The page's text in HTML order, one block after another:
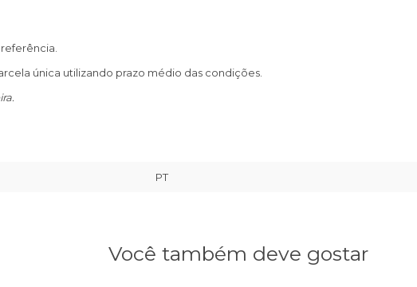
única utilizando prazo médio das condições.
PT
Você também deve gostar